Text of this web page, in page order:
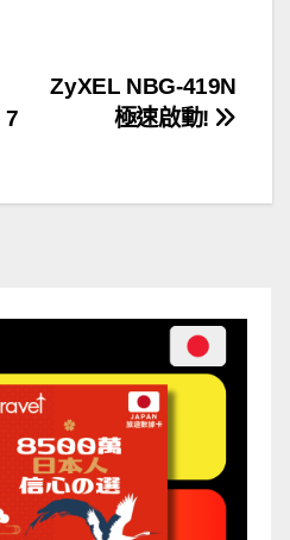
ZyXEL NBG-419N
極速啟動!
7